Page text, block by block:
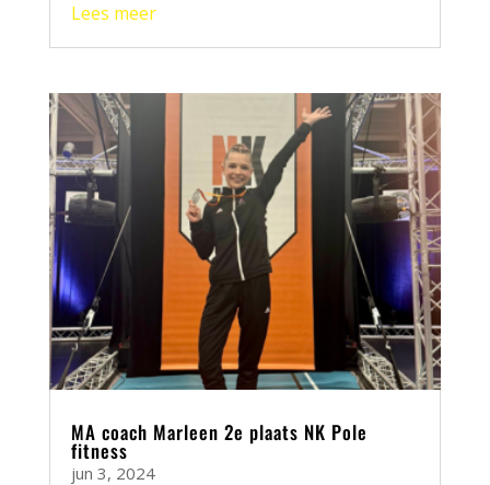
Lees meer
MA coach Marleen 2e plaats NK Pole
fitness
jun 3, 2024